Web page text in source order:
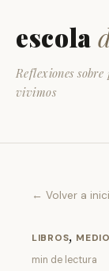
escola
Reflexiones
vivimos
← Volver a
LIBROS,
min de lectura